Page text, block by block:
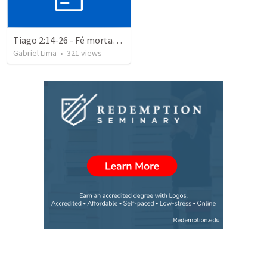
Tiago 2:14-26 - Fé morta? Lançados fora!
Gabriel Lima • 321 views